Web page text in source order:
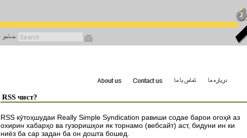
?RSS чист
RSS кӯтоҳшудаи Really Simple Syndication равиши содае барои огоҳӣ аз
охирин хабарҳо ва гузоришҳои як торнамо (вебсайт) аст, бидуни ин ки
ниёз ба сар задан ба он дошта бошед.